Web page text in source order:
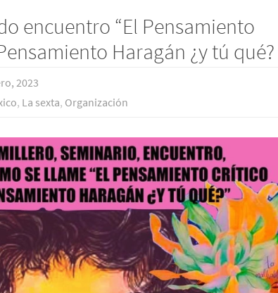
encuentro “El Pensamiento
Haragán ¿y tú qué?
2023
, La sexta, Organización